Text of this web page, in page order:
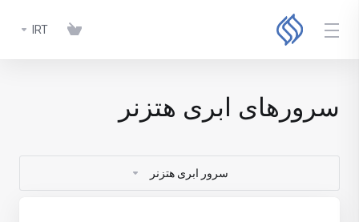
IRT
سرورهای ابری هتزنر
سرور ابری هتزنر